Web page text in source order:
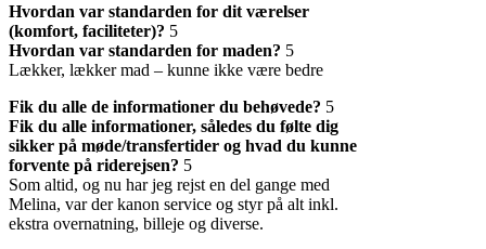
Hvordan var standarden for dit værelser
(komfort, faciliteter)? 5
Hvordan var standarden for maden? 5
Lækker, lækker mad – kunne ikke være bedre
Fik du alle de informationer du behøvede? 5
Fik du alle informationer, således du følte dig
sikker på møde/transfertider og hvad du kunne
forvente på riderejsen? 5
Som altid, og nu har jeg rejst en del gange med
Melina, var der kanon service og styr på alt inkl.
ekstra overnatning, billeje og diverse.